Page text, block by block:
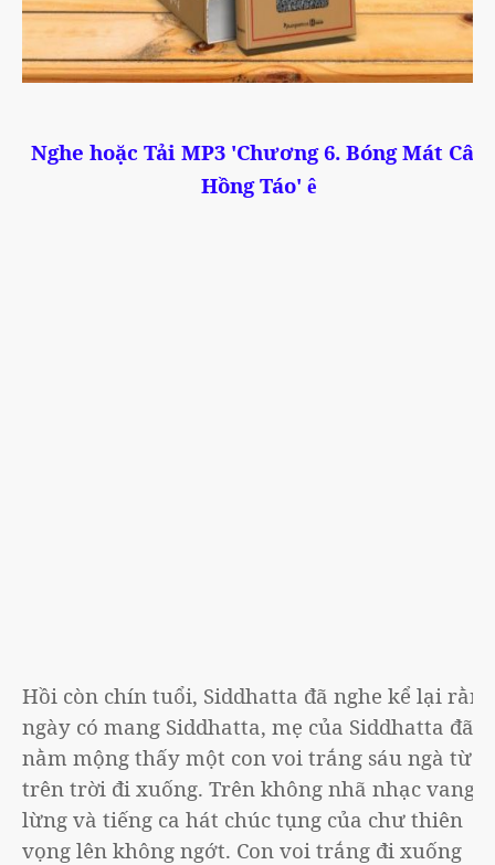
Nghe hoặc Tải MP3 'Chương 6. Bóng Mát Cây
Hồng Táo' ê
Hồi còn chín tuổi, Siddhatta đã nghe kể lại rằng
ngày có mang Siddhatta, mẹ của Siddhatta đã
nằm mộng thấy một con voi trắng sáu ngà từ
trên trời đi xuống. Trên không nhã nhạc vang
lừng và tiếng ca hát chúc tụng của chư thiên
vọng lên không ngớt. Con voi trắng đi xuống